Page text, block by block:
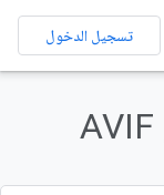
تسجيل الدخول